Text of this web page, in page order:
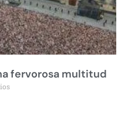
fervorosa multitud